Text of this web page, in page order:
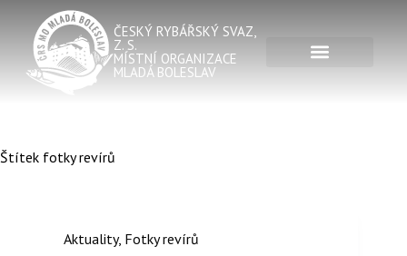
ČESKÝ RYBÁŘSKÝ SVAZ,
Z. S.
MÍSTNÍ ORGANIZACE
MLADÁ BOLESLAV
Štítek fotky revírů
Aktuality, Fotky revírů